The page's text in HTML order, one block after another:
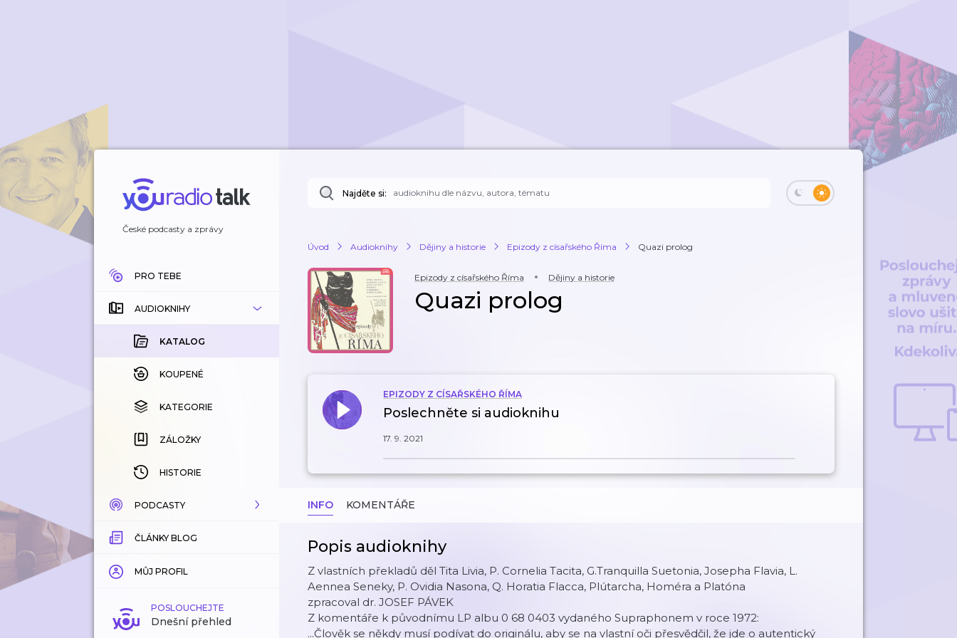
České podcasty a zprávy
PRO TEBE
AUDIOKNIHY
KATALOG
KOUPENÉ
KATEGORIE
ZÁLOŽKY
HISTORIE
PODCASTY
KATALOG
KATEGORIE
ZÁLOŽKY
ČLÁNKY BLOG
MŮJ PROFIL
POSLOUCHEJTE
Dnešní přehled
Najděte si:
Úvod Audioknihy Dějiny a historie Epizody z císařského Říma Quazi prolog
Epizody z císařského Říma Dějiny a historie
Quazi prolog
EPIZODY Z CÍSAŘSKÉHO ŘÍMA
Poslechněte si audioknihu
17. 9. 2021
INFO KOMENTÁŘE
Popis audioknihy
Z vlastních překladů děl Tita Livia, P. Cornelia Tacita, G.Tranquilla Suetonia, Josepha Flavia, L.
Aennea Seneky, P. Ovidia Nasona, Q. Horatia Flacca, Plútarcha, Homéra a Platóna
zpracoval dr. JOSEF PÁVEK
Z komentáře k původnímu LP albu 0 68 0403 vydaného Supraphonem v roce 1972:
...Člověk se někdy musí podívat do originálu, aby se na vlastní oči přesvědčil, že jde o autentický